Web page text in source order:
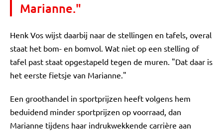
Marianne."
Henk Vos wijst daarbij naar de stellingen en tafels, overal
staat het bom- en bomvol. Wat niet op een stelling of
tafel past staat opgestapeld tegen de muren. "Dat daar is
het eerste fietsje van Marianne."
Een groothandel in sportprijzen heeft volgens hem
beduidend minder sportprijzen op voorraad, dan
Marianne tijdens haar indrukwekkende carrière aan